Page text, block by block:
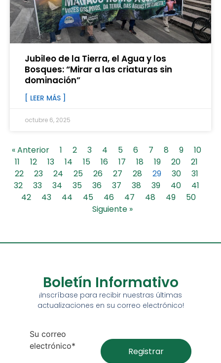
Jubileo de la Tierra, el Agua y los
Bosques: “Mirar a las criaturas sin
dominación”
[ LEER MÁS ]
octubre 6, 2025
« Anterior 1 2 3 4 5 6 7 8 9
10
11
12 13 14 15 16 17 18 19 20
21
22
23 24 25 26 27 28 29 30
31
32
33 34 35 36 37 38 39 40
41
42
43 44 45 46 47 48 49
50
Siguiente »
Boletín Informativo
¡Inscríbase para recibir nuestras últimas
actualizaciones en su correo electrónico!
Su correo
electrónico*